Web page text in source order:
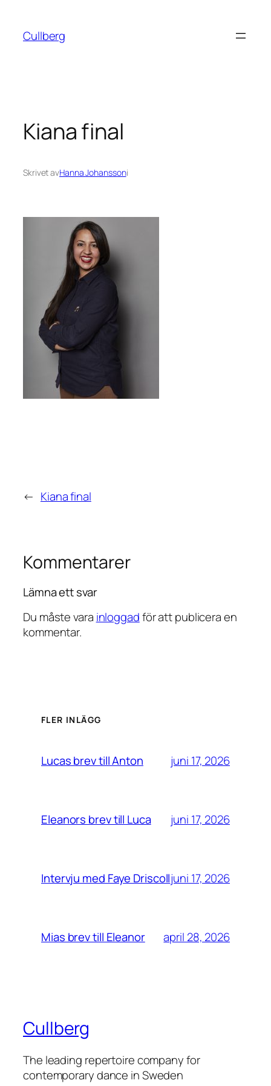
innehåll
Cullberg
Kiana final
Skrivet avHanna Johanssoni
← Kiana final
Kommentarer
Lämna ett svar
Du måste vara inloggadför att publicera en
kommentar.
FLER INLÄGG
Lucas brev till Anton juni 17, 2026
Eleanors brev till Luca juni 17, 2026
Intervju med Faye Driscolljuni 17, 2026
Mias brev till Eleanor april 28, 2026
Cullberg
The leading repertoire company for
contemporary dance in Sweden